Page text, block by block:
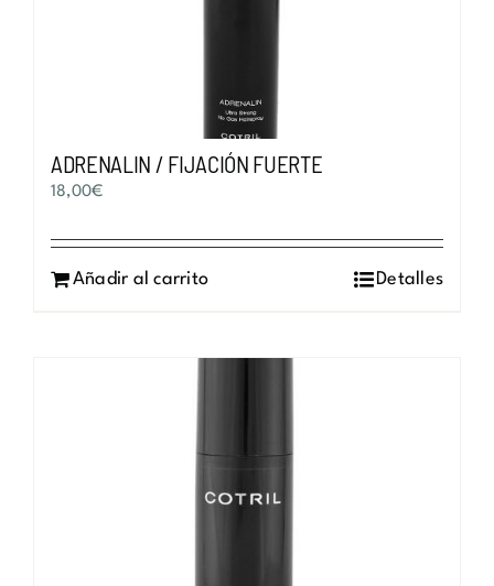
ADRENALIN / FIJACIÓN FUERTE
18,00€
Añadir al carrito Detalles